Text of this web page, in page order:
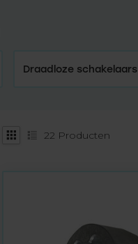
Draadloze schakelaars
22 Producten